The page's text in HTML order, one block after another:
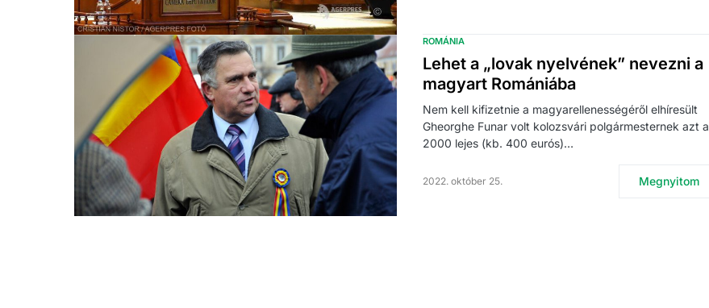
ROMÁNIA
Lehet a „lovak nyelvének” nevezni a
magyart Romániába
Nem kell kifizetnie a magyarellenességéről elhíresült
Gheorghe Funar volt kolozsvári polgármesternek azt a
2000 lejes (kb. 400 eurós)…
2022. október 25. Megnyitom